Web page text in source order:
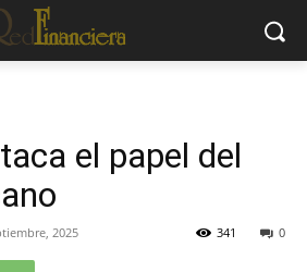
el papel del
2025 0
341